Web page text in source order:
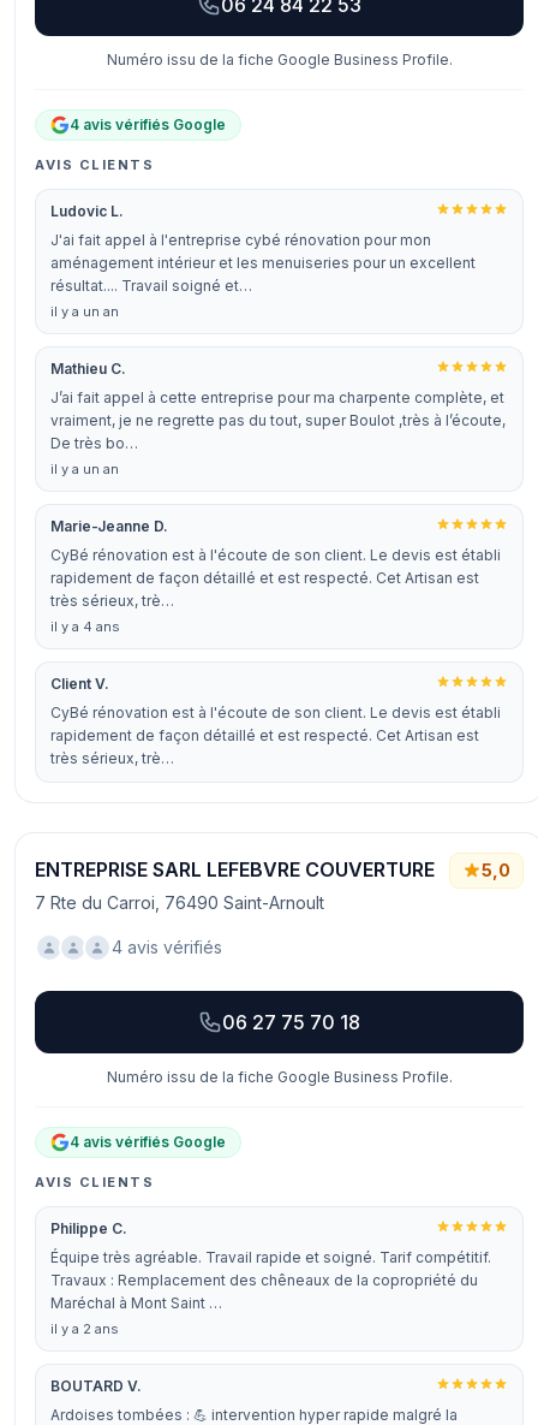
06 24 84 22 53
Numéro issu de la fiche Google Business Profile.
4 avis vérifiés Google
AVIS CLIENTS
Ludovic L.
J'ai fait appel à l'entreprise cybé rénovation pour mon
aménagement intérieur et les menuiseries pour un excellent
résultat.... Travail soigné et…
il y a un an
Mathieu C.
J’ai fait appel à cette entreprise pour ma charpente complète, et
vraiment, je ne regrette pas du tout, super Boulot ,très à l’écoute,
De très bo…
il y a un an
Marie-Jeanne D.
CyBé rénovation est à l'écoute de son client. Le devis est établi
rapidement de façon détaillé et est respecté. Cet Artisan est
très sérieux, trè…
il y a 4 ans
Client V.
CyBé rénovation est à l'écoute de son client. Le devis est établi
rapidement de façon détaillé et est respecté. Cet Artisan est
très sérieux, trè…
ENTREPRISE SARL LEFEBVRE COUVERTURE
7 Rte du Carroi, 76490 Saint-Arnoult
5,0
4 avis vérifiés
06 27 75 70 18
Numéro issu de la fiche Google Business Profile.
4 avis vérifiés Google
AVIS CLIENTS
Philippe C.
Équipe très agréable. Travail rapide et soigné. Tarif compétitif.
Travaux : Remplacement des chêneaux de la copropriété du
Maréchal à Mont Saint …
il y a 2 ans
BOUTARD V.
Ardoises tombées : 💪 intervention hyper rapide malgré la